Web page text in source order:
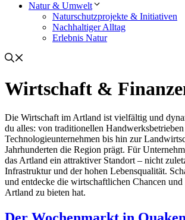
Natur & Umwelt
Naturschutzprojekte & Initiativen
Nachhaltiger Alltag
Erlebnis Natur
Wirtschaft &
Die Wirtschaft im Artland ist vielfältig und
du alles: von traditionellen
Technologieunternehmen bis hin zur
Jahrhunderten die Region prägt. Für
das Artland ein attraktiver Standort – nicht
Infrastruktur und der hohen Lebensqualität.
und entdecke die wirtschaftlichen Chancen und
Artland zu bieten hat.